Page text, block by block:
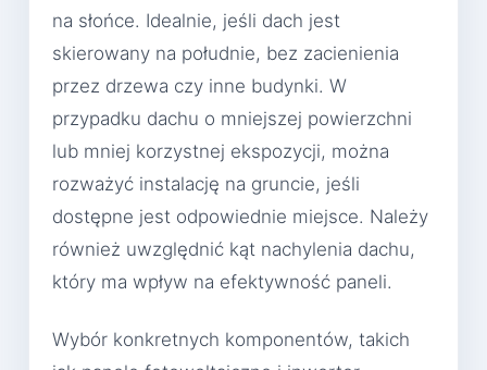
na słońce. Idealnie, jeśli dach jest
skierowany na południe, bez zacienienia
przez drzewa czy inne budynki. W
przypadku dachu o mniejszej powierzchni
lub mniej korzystnej ekspozycji, można
rozważyć instalację na gruncie, jeśli
dostępne jest odpowiednie miejsce. Należy
również uwzględnić kąt nachylenia dachu,
który ma wpływ na efektywność paneli.
Wybór konkretnych komponentów, takich